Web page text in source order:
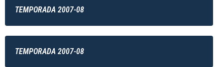
TEMPORADA 2007-08
TEMPORADA 2007-08